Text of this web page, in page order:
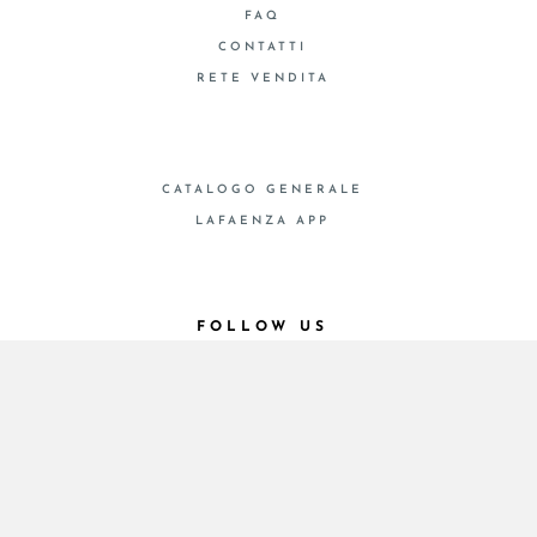
FAQ
CONTATTI
RETE VENDITA
CATALOGO GENERALE
LAFAENZA APP
FOLLOW US